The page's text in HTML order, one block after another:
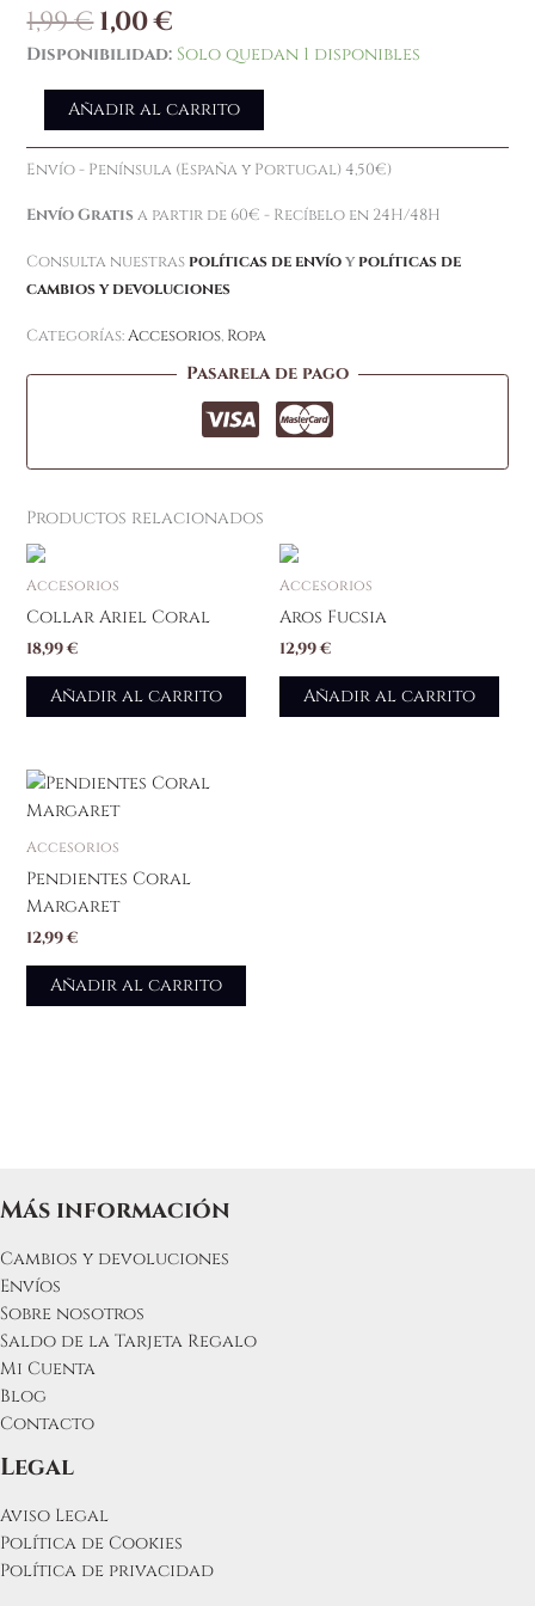
1,99€1,00€
Disponibilidad: Solo quedan 1 disponibles
Añadir al carrito
Envío - Península (España y Portugal) 4,50€)
Envío Gratis a partir de 60€ - Recíbelo en 24H/48H
Consulta nuestras políticas de envíoy políticas de
cambios y devoluciones
Categorías:Accesorios, Ropa
Pasarela de pago
Productos relacionados
Accesorios
Collar Ariel Coral
18,99€
Añadir al carrito
Accesorios
Aros Fucsia
12,99€
Añadir al carrito
Accesorios
Pendientes Coral
Margaret
12,99€
Añadir al carrito
Más información
Cambios y devoluciones
Envíos
Sobre nosotros
Saldo de la Tarjeta Regalo
Mi Cuenta
Blog
Contacto
Legal
Aviso Legal
Política de Cookies
Política de privacidad